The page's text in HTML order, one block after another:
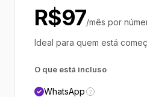
R$97/mês por
Ideal para quem está
O que está incluso
WhatsApp ?